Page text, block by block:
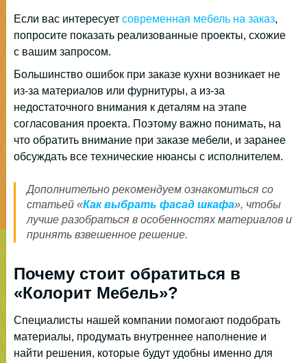
Если вас интересует современная мебель на заказ,
попросите показать реализованные проекты, схожие
с вашим запросом.
Большинство ошибок при заказе кухни возникает не
из-за материалов или фурнитуры, а из-за
недостаточного внимания к деталям на этапе
согласования проекта. Поэтому важно понимать, на
что обратить внимание при заказе мебели, и заранее
обсуждать все технические нюансы с исполнителем.
Дополнительно рекомендуем ознакомиться со
статьей «Как выбрать фасад шкафа», чтобы
лучше разобраться в особенностях материалов и
принять взвешенное решение.
Почему стоит обратиться в
«Колорит Мебель»?
Специалисты нашей компании помогают подобрать
материалы, продумать внутреннее наполнение и
найти решения, которые будут удобны именно для